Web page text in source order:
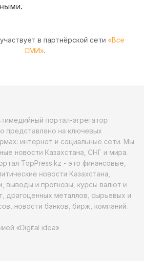
в партнёрской сети «Все
СМИ».
портал-агрегатор
представлено на ключевых
интернет и социальные сети. Мы
новости Казахстана, СНГ и мира.
TopPress.kz - это финансовые,
новости Казахстана,
выводы и прогнозы, курсы валют и
драгоценных металлов, сырьевых и
новости банков, бирж, компаний.
«Digital idea»